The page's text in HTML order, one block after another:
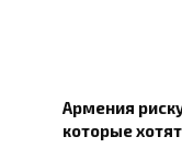
Армения
которые